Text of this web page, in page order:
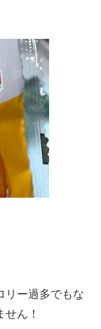
リー過多でもな
ん！